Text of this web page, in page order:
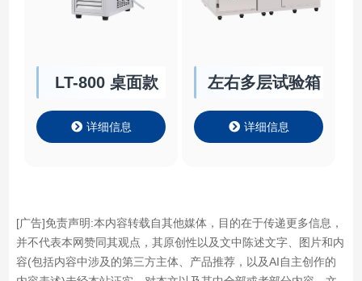
LT-800 桌面款
详细信息
左右多层试验箱
详细信息
[广告]免责声明:本内容转载自其他媒体，目的在于传递更多信息，
并不代表本网赞同其观点，其原创性以及文中陈述文字、图片和内
容(包括内容中涉及的第三方主体、产品推荐，以及AI自主创作的